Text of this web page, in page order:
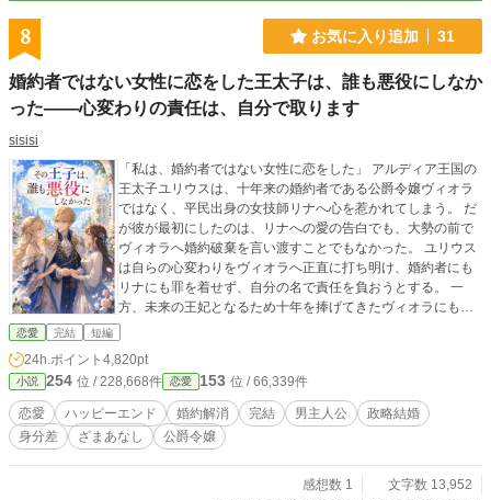
8 お気に入り追加 31
婚約者ではない女性に恋をした王太子は、誰も悪役にしなか
った――心変わりの責任は、自分で取ります
sisisi
「私は、婚約者ではない女性に恋をした」 アルディア王国の
王太子ユリウスは、十年来の婚約者である公爵令嬢ヴィオラ
ではなく、平民出身の女技師リナへ心を惹かれてしまう。 だ
が彼が最初にしたのは、リナへの愛の告白でも、大勢の前で
ヴィオラへ婚約破棄を言い渡すことでもなかった。 ユリウス
は自らの心変わりをヴィオラへ正直に打ち明け、婚約者にも
リナにも罪を着せず、自分の名で責任を負おうとする。 一
方、未来の王妃となるため十年を捧げてきたヴィオラにも、
諦めていた夢があった。 「わたくしは、王妃ではなく公爵に
事業、リナを狙う醜聞、そして多くの負傷者を出した水門事
故。 世間は、王子を誘惑した平民女か、嫉妬に狂った公爵令
嬢という、分かりやすい悪役を求める。 それでもユリウス
は、自分を正当化するために誰かを断罪しなかった。 これ
は、誰かを悪役にすることでしか成立しない幸福を拒み、そ
恋愛 完結 短編
24h.ポイント 4,820pt
小説 254 位 / 228,668件 恋愛 153 位 / 66,339件
恋愛 ハッピーエンド 婚約解消 完結 男主人公
政略結婚
身分差
ざまあなし 公爵令嬢
感想数 1
文字数 13,952